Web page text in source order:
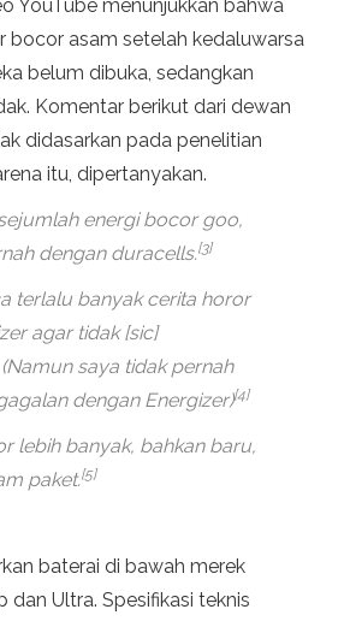
YouTube menunjukkan bahwa
bocor asam setelah kedaluwarsa
belum dibuka, sedangkan
Komentar berikut dari dewan
didasarkan pada penelitian
itu, dipertanyakan.
energi bocor goo,
dengan duracells.[3]
terlalu banyak cerita horor
agar tidak[sic]
saya tidak pernah
dengan Energizer)[4]
lebih banyak, bahkan baru,
paket.[5]
baterai di bawah merek
dan Ultra. Spesifikasi teknis